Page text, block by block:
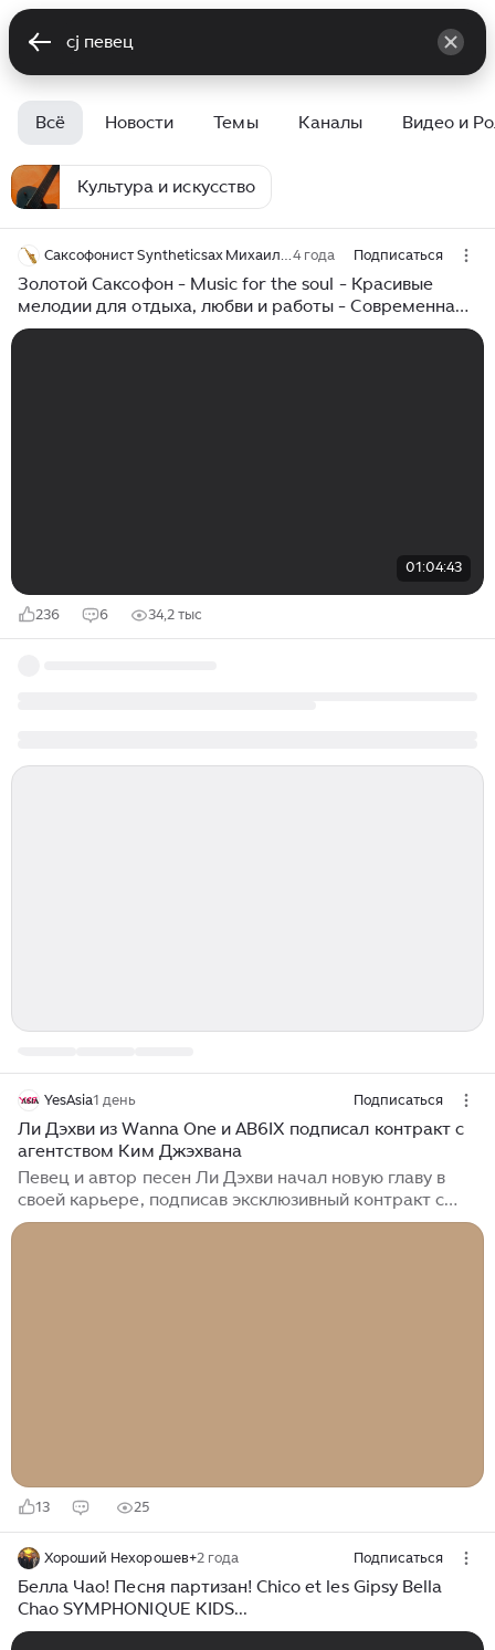
Всё Новости Темы Каналы Видео и
Культура и искусство
Саксофонист Syntheticsax Михаил Морозов4 года Подписаться
Золотой Саксофон - Music for the soul - Красивые
мелодии для отдыха, любви и работы - Современная
музыка с саксофоном романтика
01:04:43
236 6 34,2 тыс
YesAsia1 день Подписаться
Ли Дэхви из Wanna One и AB6IX подписал контракт с
агентством Ким Джэхвана
Певец и автор песен Ли Дэхви начал новую главу в
своей карьере, подписав эксклюзивный контракт с
агентством Off the Record. Он присоединился к
13 25
Хороший Нехорошев+2 года Подписаться
Белла Чао! Песня партизан! Chico et les Gipsy Bella
Chao SYMPHONIQUE KIDS...